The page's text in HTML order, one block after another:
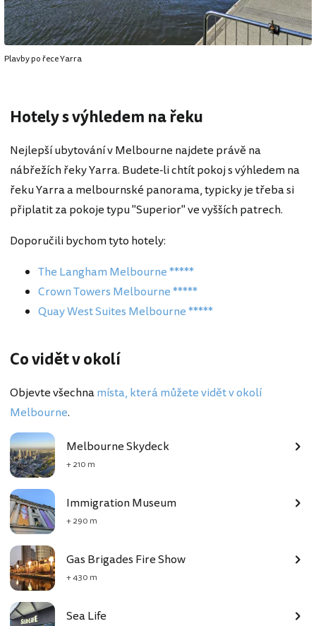
Plavby po řece Yarra
Hotely s výhledem na řeku
Nejlepší ubytování v Melbourne najdete právě na
nábřežích řeky Yarra. Budete-li chtít pokoj s výhledem na
řeku Yarra a melbournské panorama, typicky je třeba si
připlatit za pokoje typu "Superior" ve vyšších patrech.
Doporučili bychom tyto hotely:
The Langham Melbourne *****
Crown Towers Melbourne *****
Quay West Suites Melbourne *****
Co vidět v okolí
Objevte všechnamísta, která můžete vidět v okolí
Melbourne.
Melbourne Skydeck
+ 210 m
Immigration Museum
+ 290 m
Gas Brigades Fire Show
+ 430 m
Sea Life